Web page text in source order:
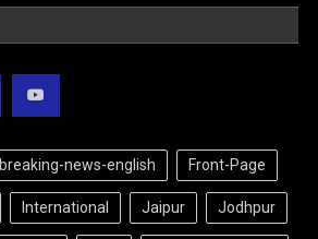
breaking-news-english Front-Page
International Jaipur Jodhpur